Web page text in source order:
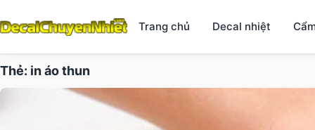
Trang chủ Decal nhiệt
Thẻ: in áo thun